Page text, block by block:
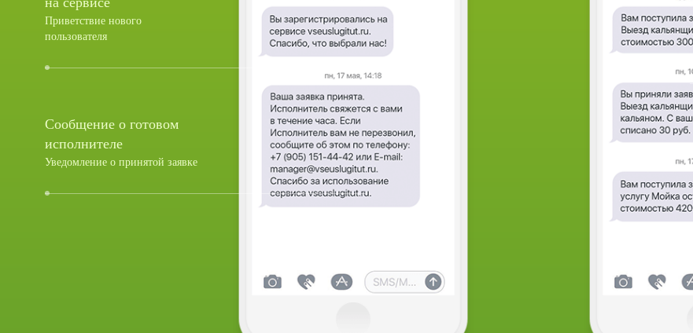
Приветствие нового
пользователя
Сообщение о готовом
исполнителе
Уведомление о принятой заявке